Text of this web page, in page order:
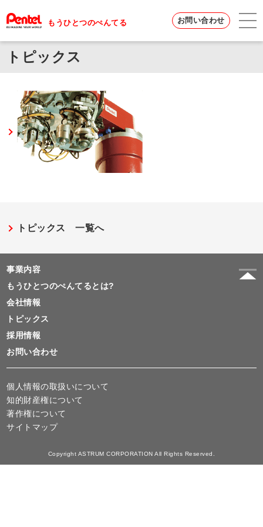
もうひとつのぺんてる お問い合わせ
トピックス
トピックス 一覧へ
事業内容
もうひとつのぺんてるとは?
会社情報
トピックス
採用情報
お問い合わせ
個人情報の取扱いについて
知的財産権について
著作権について
サイトマップ
Copyright ASTRUM CORPORATION All Rights Reserved.